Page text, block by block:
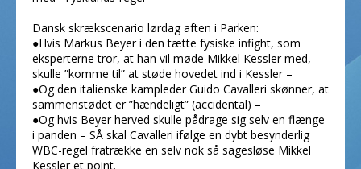
Dansk skrækscenario lørdag aften i Parken:
●Hvis Markus Beyer i den tætte fysiske infight, som
eksperterne tror, at han vil møde Mikkel Kessler med,
skulle ”komme til” at støde hovedet ind i Kessler –
●Og den italienske kampleder Guido Cavalleri skønner, at
sammenstødet er ”hændeligt” (accidental) –
●Og hvis Beyer herved skulle pådrage sig selv en flænge
i panden – SÅ skal Cavalleri ifølge en dybt besynderlig
WBC-regel fratrække en selv nok så sagesløse Mikkel
Kessler et point.